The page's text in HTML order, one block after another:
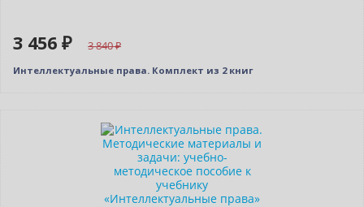
3 456 ₽ 3 840
Интеллектуальные права. Комплект из 2 книг